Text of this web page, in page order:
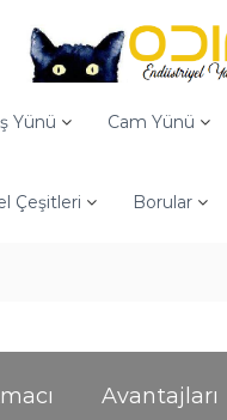
Yünü Cam Yünü
Çeşitleri Borular
Avantajları